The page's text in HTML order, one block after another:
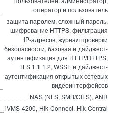
оператор и пользователь
защита паролем, сложный пароль,
шифрование HTTPS, фильтрация
IP-адресов, журнал проверки
безопасности, базовая и дайджест-
аутентификация для HTTP/HTTPS,
TLS 1.1 1.2, WSSE и дайджест-
аутентификация открытых сетевых
видеоинтерфейсов
NAS (NFS, SMB/CIFS), ANR
iVMS-4200, Hik-Connect, Hik-Central